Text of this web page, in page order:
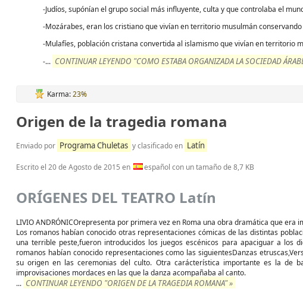
-Judíos, supónían el grupo social más influyente, culta y que controlaba el
-Mozárabes, eran los cristiano que vivían en territorio musulmán conservando
-Mulafíes, población cristana convertida al islamismo que vivían en territorio
-... CONTINUAR LEYENDO "COMO ESTABA ORGANIZADA LA SOCIEDAD
Karma:23%
Origen de la tragedia romana
Enviado por Programa Chuletas y clasificado en Latín
Escrito el 20 de Agosto de 2015 en español con un tamaño de 8,7 KB
ORÍGENES DEL TEATRO Latín
LIVIO ANDRÓNICOrepresenta por primera vez en Roma una obra dramática que era
Los romanos habían conocido otras representaciones cómicas de las distintas
una terrible peste,fueron introducidos los juegos escénicos para apaciguar a los
romanos habían conocido representaciones como las siguientesDanzas
su origen en las ceremonias del culto. Otra carácterística importante es la de
improvisaciones mordaces en las que la danza acompañaba al canto.
... CONTINUAR LEYENDO "ORIGEN DE LA TRAGEDIA ROMANA" »